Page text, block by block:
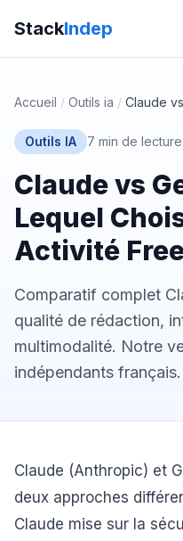
StackIndep
Accueil / Outils ia / Claude
Outils IA 7 min de lecture
Claude vs
Lequel
Activité
Comparatif complet
qualité de rédaction,
multimodalité. Notre
indépendants français.
Claude (Anthropic) et
deux approches
Claude mise sur la